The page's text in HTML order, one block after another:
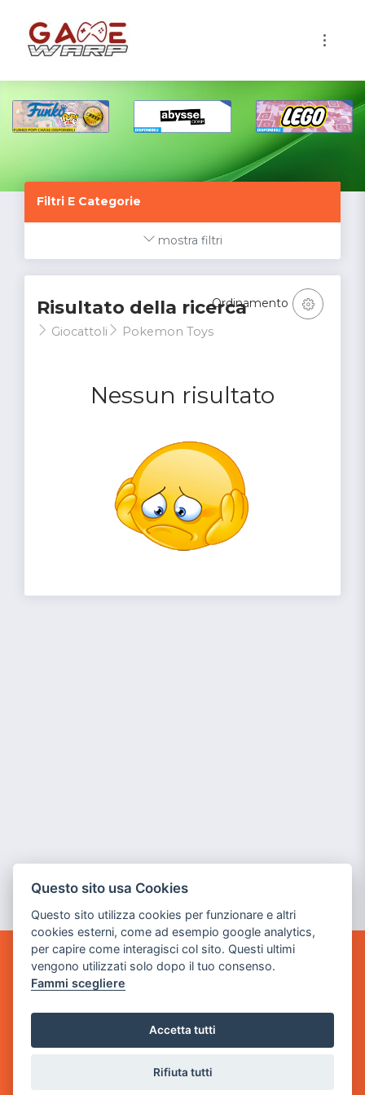
Filtri E Categorie
mostra filtri
Risultato della ricerca
Giocattoli Pokemon Toys
Nessun risultato
Ordinamento
GAME WARP
BY POWER GAME SRL
via Villaggio dei Platani, 3
Questo sito usa Cookies
Questo sito utilizza cookies per funzionare e altri
cookies esterni, come ad esempio google analytics,
per capire come interagisci col sito. Questi ultimi
vengono utilizzati solo dopo il tuo consenso.
Fammi scegliere
Accetta tutti
Rifiuta tutti